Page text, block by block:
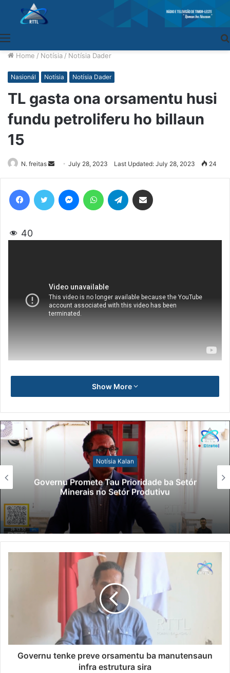
Home / Notísia / Notísia Dader
Nasionál Notísia Notísia Dader
TL gasta ona orsamentu husi
fundu petroliferu ho billaun
15
N. freitas
Send
an
email
July 28, 2023 Last Updated: July 28, 2023 24
40
Show More
Notísia Kalan
Governu Promete Tau Prioridade ba Setór
Minerais no Setór Produtivu
Governu tenke preve orsamentu ba manutensaun
infra estrutura sira